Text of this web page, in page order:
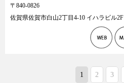
〒840-0826
佐賀県佐賀市白山2丁目4-10 イハラビル2F
1 2 3